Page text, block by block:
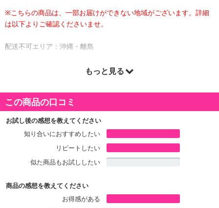
※こちらの商品は、一部お届けができない地域がございます。詳細
は以下よりご確認くださいませ。
配送不可エリア：沖縄・離島
・配送形態：通常配送
・配送日時の指定：「発送予定日」に配送日指定の記載がある場合
に、ご利用可能です。
※発送予定日は到着日ではありません。
・商品は「下町バームクーヘン」より出荷します。
こちらは、ミニクーヘンセットのページです。
もっと見る
この商品の口コミ
お試し後の感想を教えてください
知り合いにおすすめしたい
リピートしたい
似た商品もお試ししたい
商品の感想を教えてください
お得感がある